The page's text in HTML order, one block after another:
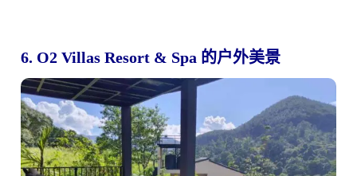
6. O2 Villas Resort & Spa 的户外美景